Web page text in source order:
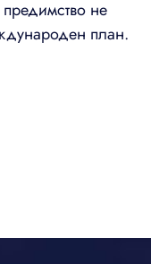
не
план.